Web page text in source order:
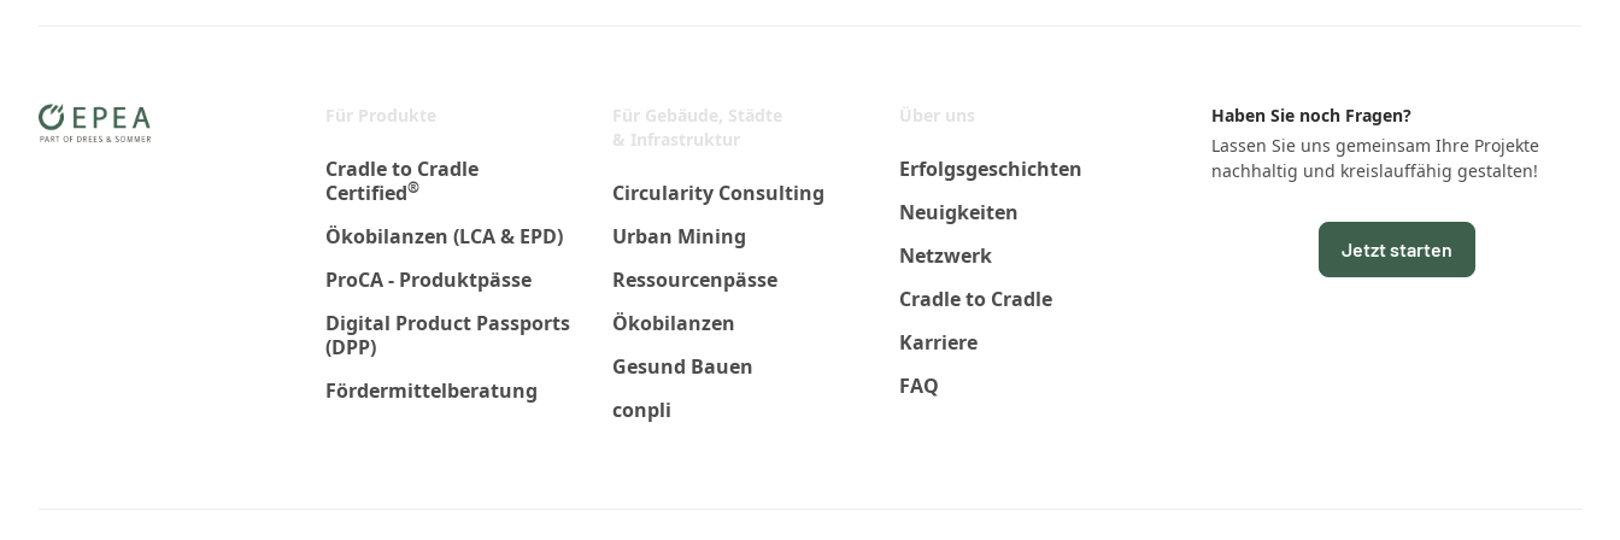
Für Produkte
Cradle to Cradle
Certified®
Ökobilanzen (LCA & EPD)
ProCA - Produktpässe
Digital Product Passports
(DPP)
Fördermittelberatung
Für Gebäude, Städte
& Infrastruktur
Circularity Consulting
Urban Mining
Ressourcenpässe
Ökobilanzen
Gesund Bauen
conpli
Über uns
Erfolgsgeschichten
Neuigkeiten
Netzwerk
Cradle to Cradle
Karriere
FAQ
Haben Sie noch Fragen?
Lassen Sie uns gemeinsam Ihre Projekte
nachhaltig und kreislauffähig gestalten!
Jetzt starten